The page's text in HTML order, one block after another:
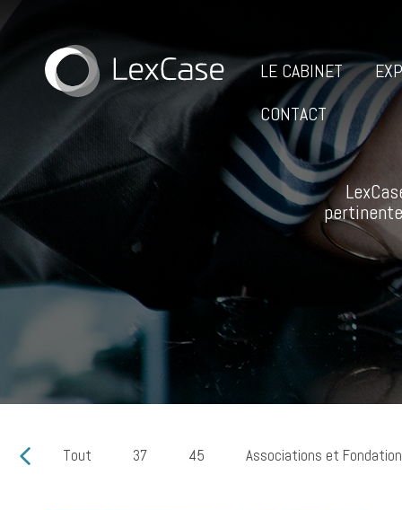
LE CABINET
CONTACT
Tout 37 45 Associations et